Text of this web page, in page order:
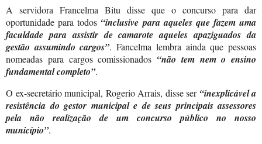
A servidora Francelma Bitu disse que o concurso para dar
oportunidade para todos “inclusive para aqueles que fazem uma
faculdade para assistir de camarote aqueles apaziguados da
gestão assumindo cargos”. Fancelma lembra ainda que pessoas
nomeadas para cargos comissionados “não tem nem o ensino
fundamental completo”.
O ex-secretário municipal, Rogerio Arrais, disse ser “inexplicável a
resistência do gestor municipal e de seus principais assessores
pela não realização de um concurso público no nosso
município”.